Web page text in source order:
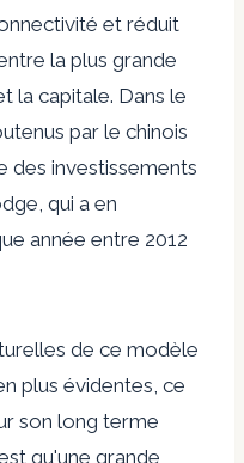
et réduit
la plus grande
la capitale. Dans le
par le chinois
des investissements
qui a en
année entre 2012
de ce modèle
plus évidentes, ce
son long terme
qu'une grande